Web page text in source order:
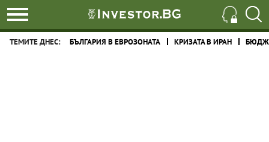
ТЕМИТЕ ДНЕС: БЪЛГАРИЯ В ЕВРОЗОНАТА КРИЗАТА В ИРАН